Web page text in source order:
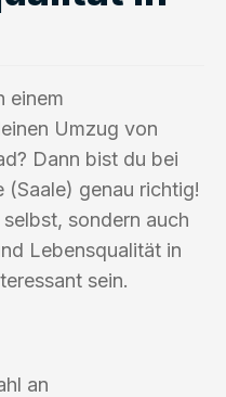
einem
Umzug von
Dann bist du bei
genau richtig!
sondern auch
Lebensqualität in
sein.
an